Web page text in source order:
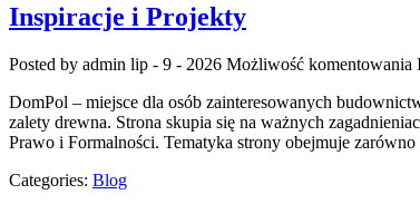
Inspiracje i Projekty
Posted by admin lip - 9 - 2026 Możliwość komentowania
DomPol – miejsce dla osób zainteresowanych
zalety drewna. Strona skupia się na ważnych
Prawo i Formalności. Tematyka strony obejmuje
Categories: Blog